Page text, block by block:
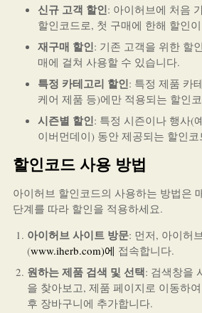
신규 고객 할인: 아이허브에 처음
할인코드로, 첫 구매에 한해 할인
재구매 할인: 기존 고객을 위한 할
매에 걸쳐 사용할 수 있습니다.
특정 카테고리 할인: 특정 제품 카
케어 제품 등)에만 적용되는 할인
시즌별 할인: 특정 시즌이나 행사(
이버먼데이) 동안 제공되는 할인
할인코드 사용 방법
아이허브 할인코드의 사용하는 방법은
단계를 따라 할인을 적용하세요.
아이허브 사이트 방문: 먼저, 아이허
(www.iherb.com)에 접속합니다.
원하는 제품 검색 및 선택: 검색창을
을 찾아보고, 제품 페이지로 이동하
후 장바구니에 추가합니다.